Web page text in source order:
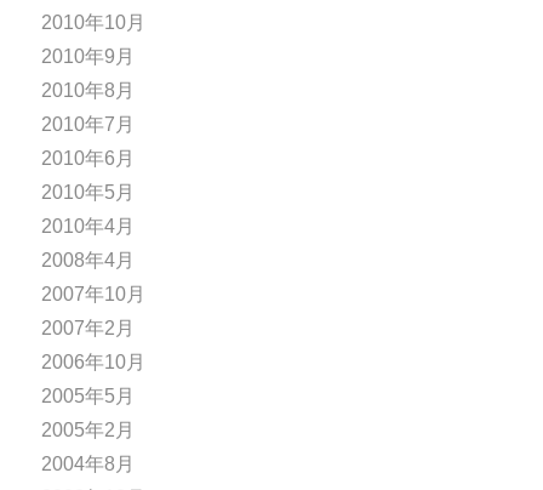
2010年10月
2010年9月
2010年8月
2010年7月
2010年6月
2010年5月
2010年4月
2008年4月
2007年10月
2007年2月
2006年10月
2005年5月
2005年2月
2004年8月